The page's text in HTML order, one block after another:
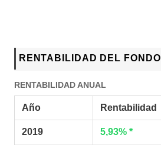
RENTABILIDAD DEL FONDO
RENTABILIDAD ANUAL
Año Rentabilidad
2019 5,93% *